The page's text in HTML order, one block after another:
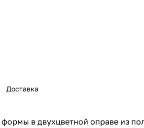
Доставка
в двухцветной оправе из